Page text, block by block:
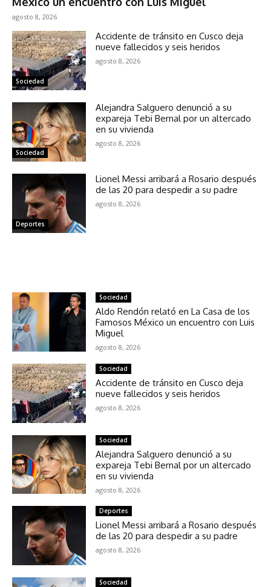
agosto 8, 2026
Sociedad
Accidente de tránsito en Cusco deja
nueve fallecidos y seis heridos
agosto 8, 2026
Sociedad
Alejandra Salguero denunció a su
expareja Tebi Bernal por un altercado
en su vivienda
agosto 8, 2026
Deportes
Lionel Messi arribará a Rosario después
de las 20 para despedir a su padre
agosto 8, 2026
Sociedad
Aldo Rendón relató en La Casa de los
Famosos México un encuentro con Luis
Miguel
agosto 8, 2026
Sociedad
Accidente de tránsito en Cusco deja
nueve fallecidos y seis heridos
agosto 8, 2026
Sociedad
Alejandra Salguero denunció a su
expareja Tebi Bernal por un altercado
en su vivienda
agosto 8, 2026
Deportes
Lionel Messi arribará a Rosario después
de las 20 para despedir a su padre
agosto 8, 2026
Sociedad